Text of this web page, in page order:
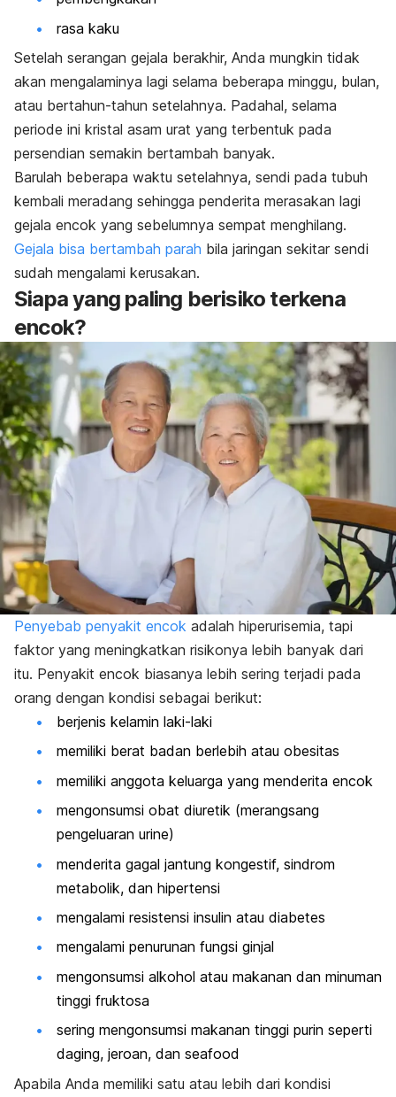
rasa kaku
Setelah serangan gejala berakhir, Anda mungkin tidak
akan mengalaminya lagi selama beberapa minggu, bulan,
atau bertahun-tahun setelahnya. Padahal, selama
periode ini kristal asam urat yang terbentuk pada
persendian semakin bertambah banyak.
Barulah beberapa waktu setelahnya, sendi pada tubuh
kembali meradang sehingga penderita merasakan lagi
gejala encok yang sebelumnya sempat menghilang.
Gejala bisa bertambah parah bila jaringan sekitar sendi
sudah mengalami kerusakan.
Siapa yang paling berisiko terkena
encok?
Penyebab penyakit encok adalah hiperurisemia, tapi
faktor yang meningkatkan risikonya lebih banyak dari
itu. Penyakit encok biasanya lebih sering terjadi pada
orang dengan kondisi sebagai berikut:
berjenis kelamin laki-laki
memiliki berat badan berlebih atau obesitas
memiliki anggota keluarga yang menderita encok
mengonsumsi obat diuretik (merangsang
pengeluaran urine)
menderita gagal jantung kongestif, sindrom
metabolik, dan hipertensi
mengalami resistensi insulin atau diabetes
mengalami penurunan fungsi ginjal
mengonsumsi alkohol atau makanan dan minuman
tinggi fruktosa
sering mengonsumsi makanan tinggi purin seperti
daging, jeroan, dan seafood
Apabila Anda memiliki satu atau lebih dari kondisi